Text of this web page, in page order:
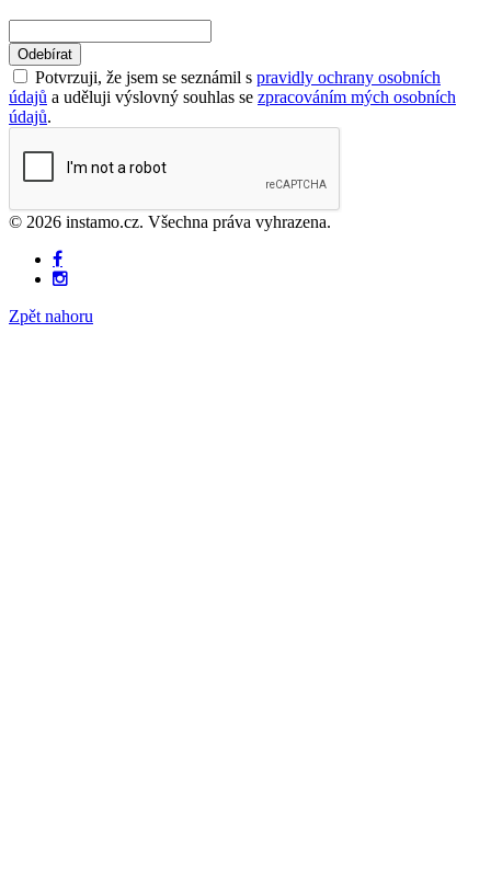
Odebírat
Potvrzuji, že jsem se seznámil s pravidly ochrany osobních
údajů a uděluji výslovný souhlas se zpracováním mých osobních
údajů.
© 2026 instamo.cz. Všechna práva vyhrazena.
Zpět nahoru